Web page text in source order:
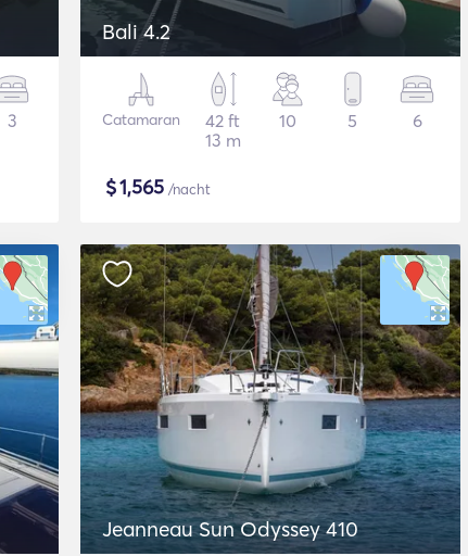
3
Bali 4.2
Catamaran
42 ft
13 m
10 5 6
$1,565 /nacht
Jeanneau Sun Odyssey 410